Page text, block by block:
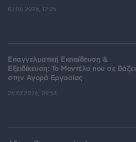
07.08.2026, 12:25
Επαγγελματική Εκπαίδευση &
Εξειδίκευση: Το Mοντέλο που σε Bάζει
στην Aγορά Eργασίας
26.07.2026, 09:54